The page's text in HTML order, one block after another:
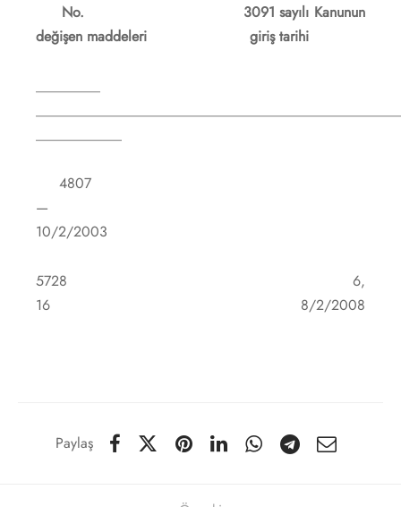
No. 3091 sayılı Kanunun
değişen maddeleri giriş tarihi
4807
—
10/2/2003
5728 6,
16 8/2/2008
Paylaş